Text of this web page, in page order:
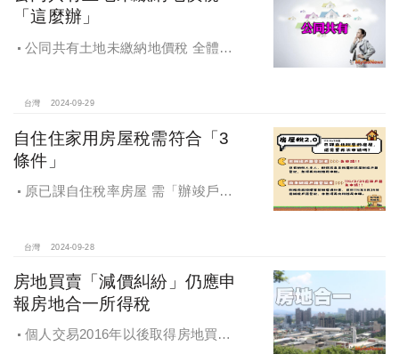
「這麼辦」
公同共有土地未繳納地價稅 全體公
台灣 2024-09-29
自住住家用房屋稅需符合「3
條件」
原已課自住稅率房屋 需「辦竣戶籍
台灣 2024-09-28
房地買賣「減價糾紛」仍應申
報房地合一所得稅
個人交易2016年以後取得房地買賣